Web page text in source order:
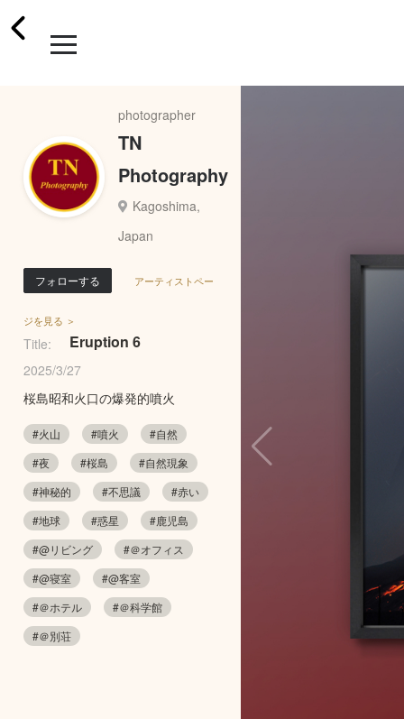
photographer
TN
Photography
Kagoshima,
Japan
フォローする アーティストペー
ジを見る ＞
Title: Eruption 6
2025/3/27
桜島昭和火口の爆発的噴火
#火山 #噴火
#自然
#夜
#桜島
#自然現象
#神秘的
#不思議
#赤い
#地球
#惑星
#鹿児島
#@リビング
#＠オフィス
#@寝室
#@客室
#＠ホテル
#＠科学館
#＠別荘